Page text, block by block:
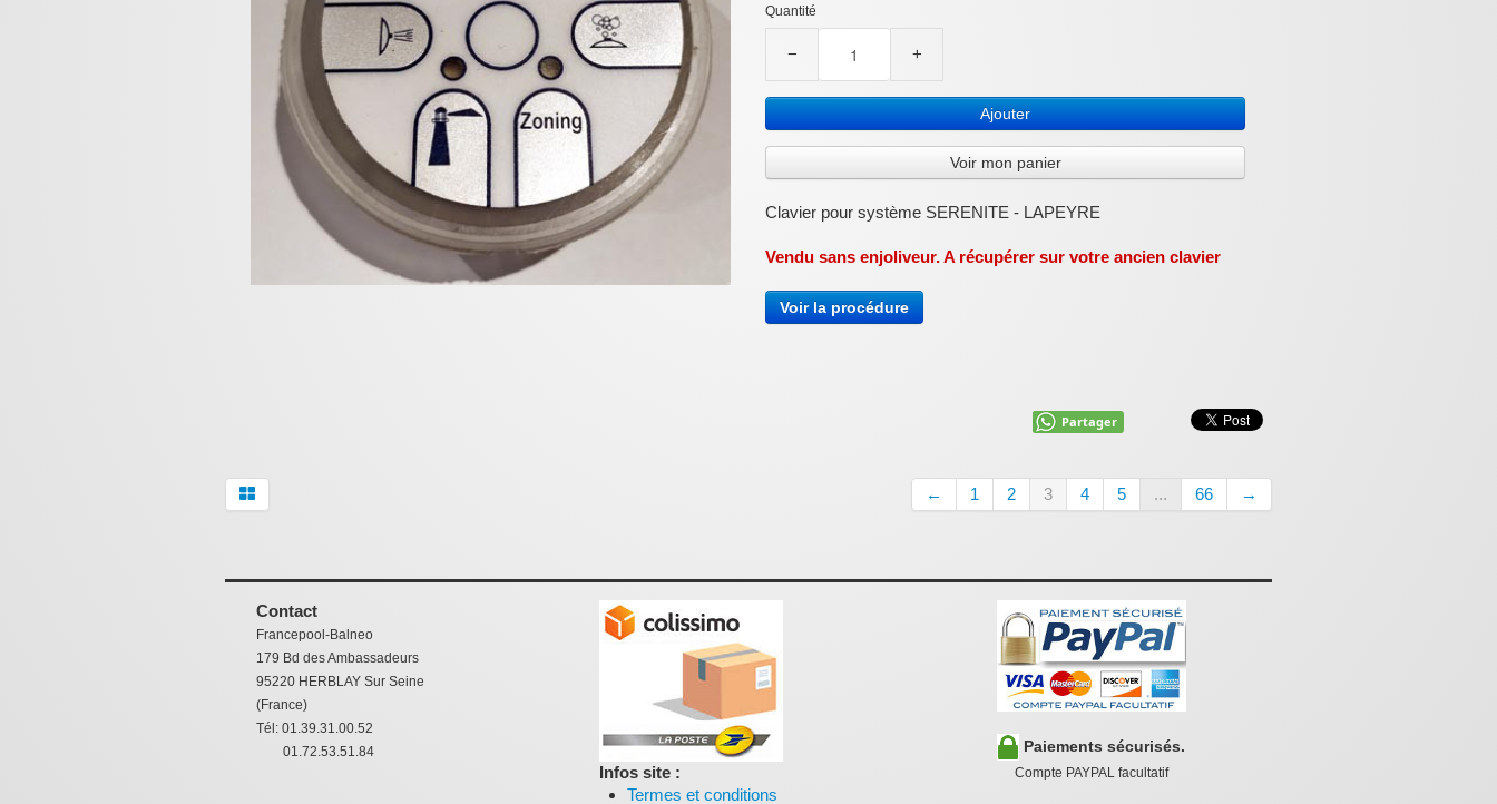
Quantité
− +
Ajouter
Voir mon panier
Clavier pour système SERENITE - LAPEYRE
Vendu sans enjoliveur. A récupérer sur votre ancien clavier
Voir la procédure
Partager
← 1 2 3 4 5 ... 66 →
Contact
Francepool-Balneo
179 Bd des Ambassadeurs
95220 HERBLAY Sur Seine
(France)
Tél: 01.39.31.00.52
01.72.53.51.84
Infos site :
Termes et conditions
Paiements sécurisés.
Compte PAYPAL facultatif